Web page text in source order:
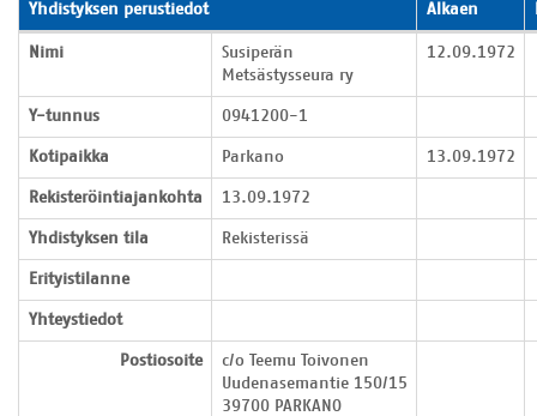
Yhdistyksen perustiedot
Yhdistyksen perustiedot Alkaen
Nimi
Susiperän
Metsästysseura ry
12.09.1972
Y-tunnus 0941200-1
Kotipaikka Parkano 13.09.1972
Rekisteröintiajankohta 13.09.1972
Yhdistyksen tila Rekisterissä
Erityistilanne
Yhteystiedot
Postiosoite
c/o Teemu Toivonen
Uudenasemantie 150/15
39700 PARKANO